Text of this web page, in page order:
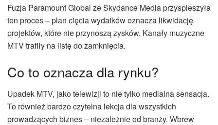
Fuzja Paramount Global ze Skydance Media przyspieszyła
ten proces – plan cięcia wydatków oznacza likwidację
projektów, które nie przynoszą zysków. Kanały muzyczne
MTV trafiły na listę do zamknięcia.
Co to oznacza dla rynku?
Upadek MTV, jako telewizji to nie tylko medialna sensacja.
To również bardzo czytelna lekcja dla wszystkich
prowadzących biznes – niezależnie od branży. Wbrew